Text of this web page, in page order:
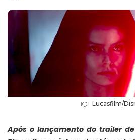
Lucasfilm/
Após o lançamento do trailerde